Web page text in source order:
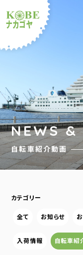
ルショッ
NEWS &
自転車紹介動画
カテゴリー
全て お知らせ
入荷情報 自転車紹